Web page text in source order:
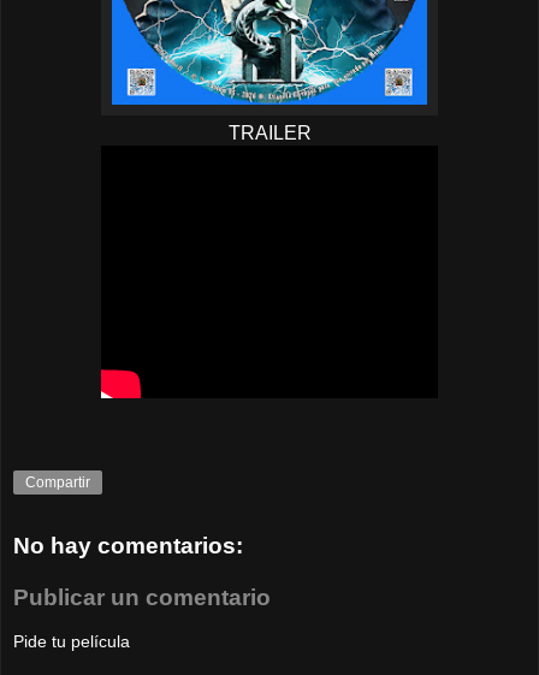
TRAILER
Compartir
No hay comentarios:
Publicar un comentario
Pide tu película